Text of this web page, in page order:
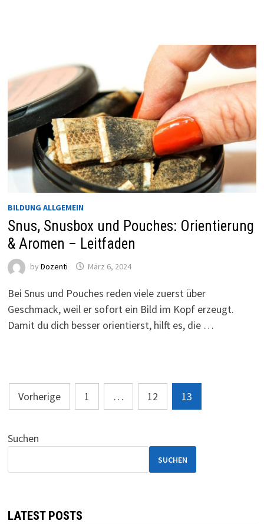
BILDUNG ALLGEMEIN
Snus, Snusbox und Pouches: Orientierung
& Aromen – Leitfaden
by Dozenti März 6, 2024
Bei Snus und Pouches reden viele zuerst über
Geschmack, weil er sofort ein Bild im Kopf erzeugt.
Damit du dich besser orientierst, hilft es, die …
Seitennummerierung
der
Beiträge
Vorherige 1 … 12 13
Suchen
SUCHEN
LATEST POSTS